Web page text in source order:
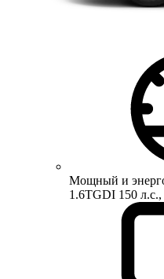
Мощный и
1.6TGDI 150 л.с.,